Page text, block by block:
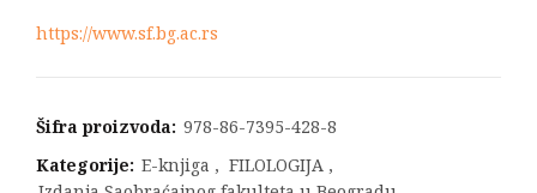
https://www.sf.bg.ac.rs
Šifra proizvoda: 978-86-7395-428-8
Kategorije: E-knjiga , FILOLOGIJA ,